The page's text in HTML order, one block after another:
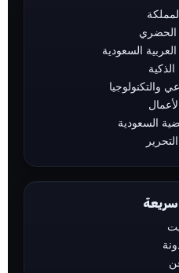
الحضري
السعودية
الذكية
والتكنولوجيا
السعودية
سريعة